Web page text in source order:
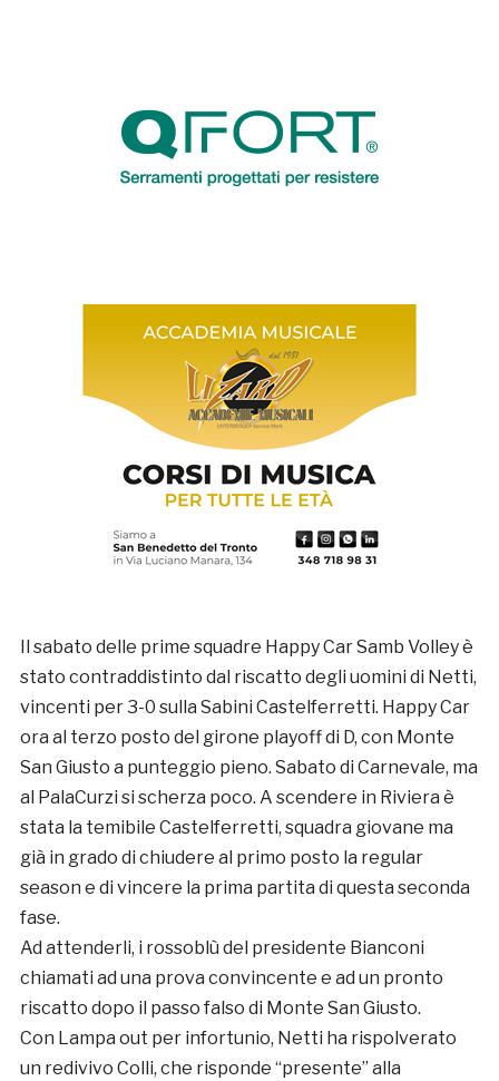
Il sabato delle prime squadre Happy Car Samb Volley è
stato contraddistinto dal riscatto degli uomini di Netti,
vincenti per 3-0 sulla Sabini Castelferretti. Happy Car
ora al terzo posto del girone playoff di D, con Monte
San Giusto a punteggio pieno. Sabato di Carnevale, ma
al PalaCurzi si scherza poco. A scendere in Riviera è
stata la temibile Castelferretti, squadra giovane ma
già in grado di chiudere al primo posto la regular
season e di vincere la prima partita di questa seconda
fase.
Ad attenderli, i rossoblù del presidente Bianconi
chiamati ad una prova convincente e ad un pronto
riscatto dopo il passo falso di Monte San Giusto.
Con Lampa out per infortunio, Netti ha rispolverato
un redivivo Colli, che risponde “presente” alla